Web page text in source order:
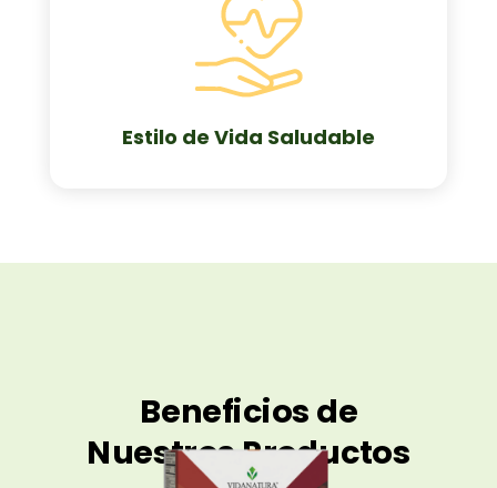
Estilo de Vida Saludable
Beneficios de
Nuestros Productos